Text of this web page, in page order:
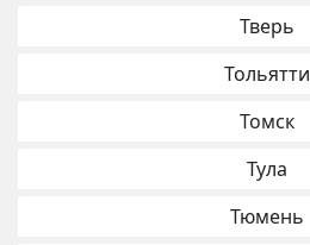
Тверь
Тольятти
Томск
Тула
Тюмень